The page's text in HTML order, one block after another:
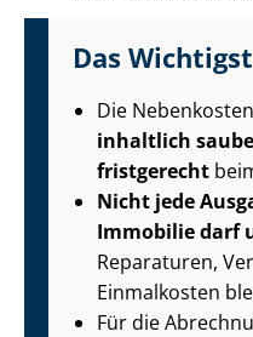
Das
Die
inhaltlich
fristgerecht
Nicht jede
Immobilie darf
Reparaturen,
Einmalkosten
Für die